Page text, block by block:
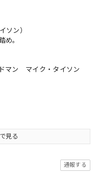
ソン）
め。
マン マイク・タイソン
見る
通報する